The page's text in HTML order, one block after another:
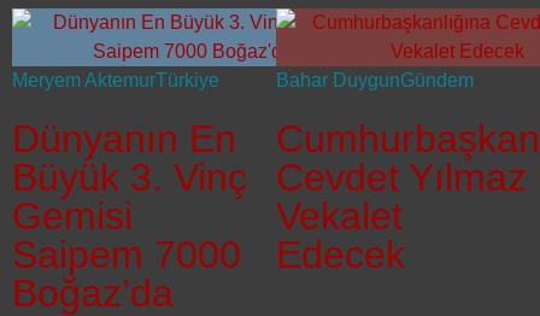
Meryem AktemurTürkiye
Dünyanın En
Büyük 3. Vinç
Gemisi
Saipem 7000
Boğaz’da
Bahar DuygunGündem
Cevdet Yılmaz
Vekalet
Edecek